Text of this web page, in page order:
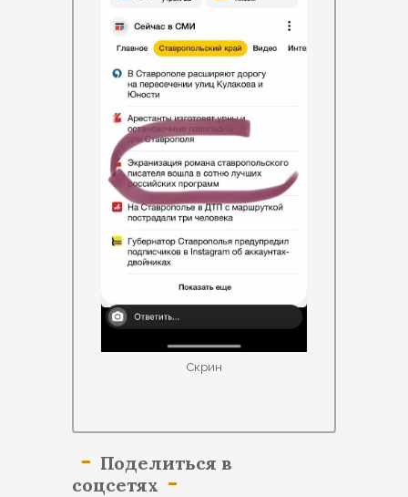
Скрин
Поделиться в
соцсетях